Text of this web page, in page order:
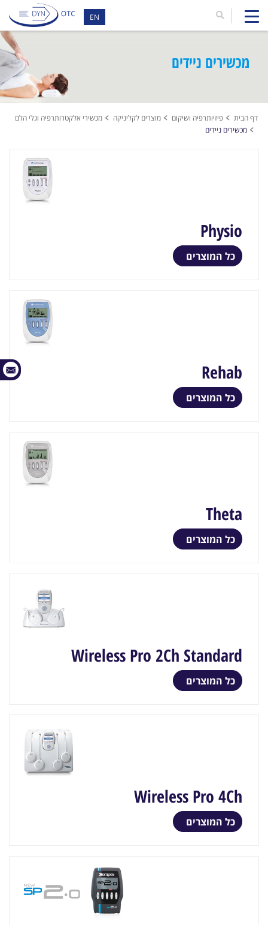
EN
מכשירים ניידים
דף הבית פיזיותרפיה ושיקום מוצרים לקליניקה
מכשירי אלקטרותרפיה וגלי הלם
מכשירים ניידים
Physio
כל המוצרים
Rehab
כל המוצרים
Theta
כל המוצרים
Wireless Pro 2Ch Standard
כל המוצרים
Wireless Pro 4Ch
כל המוצרים